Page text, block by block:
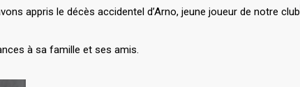
appris le décès accidentel d’Arno, jeune joueur de notre club
à sa famille et ses amis.